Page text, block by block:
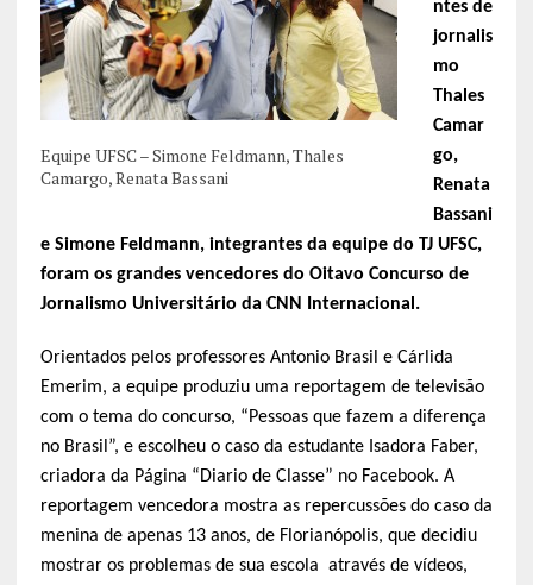
Equipe UFSC – Simone Feldmann, Thales
Camargo, Renata Bassani
ntes de
jornalis
mo
Thales
Camar
go,
Renata
Bassani
e Simone Feldmann, integrantes da equipe do TJ UFSC,
foram os grandes vencedores do Oitavo Concurso de
Jornalismo Universitário da CNN Internacional.
Orientados pelos professores Antonio Brasil e Cárlida
Emerim, a equipe produziu uma reportagem de televisão
com o tema do concurso, “Pessoas que fazem a diferença
no Brasil”, e escolheu o caso da estudante Isadora Faber,
criadora da Página “Diario de Classe” no Facebook. A
reportagem vencedora mostra as repercussões do caso da
menina de apenas 13 anos, de Florianópolis, que decidiu
mostrar os problemas de sua escola através de vídeos,